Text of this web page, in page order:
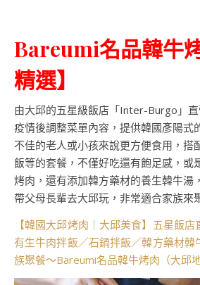
Bareumi名品韓牛
精選】
由大邱的五星級飯店「Inter-Burgo」直
疫情後調整菜單內容，提供韓國彥陽式
不佳的老人或小孩來說更方便食用，搭
飯等的套餐，不僅好吃還有飽足感，或
烤肉，還有添加韓方藥材的養生韓牛湯
帶父母長輩去大邱玩，非常適合家族來
【韓國大邱烤肉｜大邱美食】五星飯
有生牛肉拌飯／石鍋拌飯／韓方藥材韓
族聚餐～Bareumi名品韓牛烤肉（大邱